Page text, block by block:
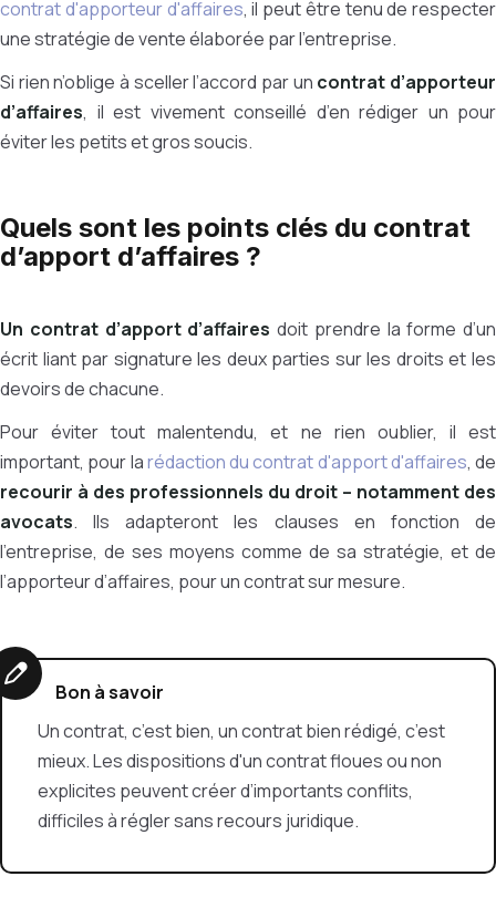
contrat d'apporteur d'affaires, il peut être tenu de respecter
une stratégie de vente élaborée par l’entreprise.
Si rien n’oblige à sceller l’accord par un contrat d’apporteur
d’affaires, il est vivement conseillé d’en rédiger un pour
éviter les petits et gros soucis.
Quels sont les points clés du contrat
d’apport d’affaires ?
Un contrat d’apport d’affaires doit prendre la forme d’un
écrit liant par signature les deux parties sur les droits et les
devoirs de chacune.
Pour éviter tout malentendu, et ne rien oublier, il est
important, pour larédaction du contrat d'apport d'affaires, de
recourir à des professionnels du droit – notamment des
avocats. Ils adapteront les clauses en fonction de
l’entreprise, de ses moyens comme de sa stratégie, et de
l’apporteur d’affaires, pour un contrat sur mesure.
Bon à savoir
Un contrat, c’est bien, un contrat bien rédigé, c’est
mieux. Les dispositions d'un contrat floues ou non
explicites peuvent créer d’importants conflits,
difficiles à régler sans recours juridique.